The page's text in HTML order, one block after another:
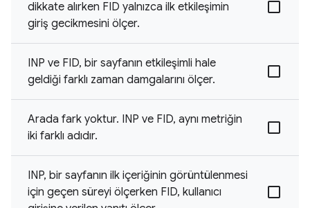
dikkate alırken FID yalnızca ilk etkileşimin
giriş gecikmesini ölçer.
INP ve FID, bir sayfanın etkileşimli hale
geldiği farklı zaman damgalarını ölçer.
Arada fark yoktur. INP ve FID, aynı metriğin
iki farklı adıdır.
INP, bir sayfanın ilk içeriğinin görüntülenmesi
için geçen süreyi ölçerken FID, kullanıcı